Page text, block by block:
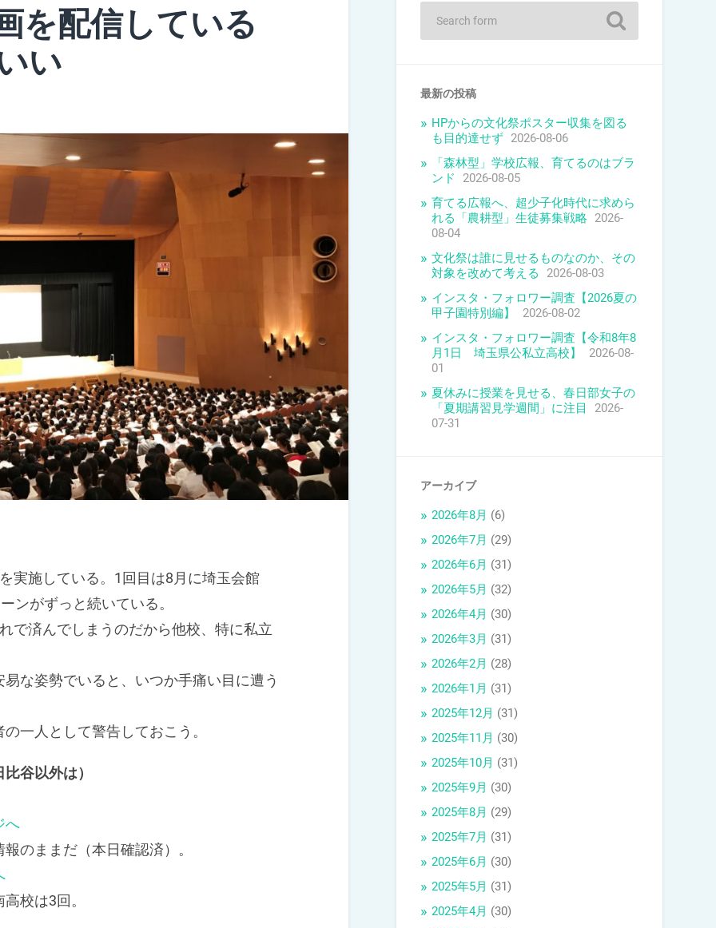
を配信している
い
施している。1回目は8月に埼玉会館
ンがずっと続いている。
済んでしまうのだから他校、特に私立
な姿勢でいると、いつか手痛い目に遭う
一人として警告しておこう。
谷以外は）
へ
のままだ（本日確認済）。
校は3回。
最新の投稿
HPからの文化祭ポスター収集を図る
も目的達せず 2026-08-06
「森林型」学校広報、育てるのはブラ
ンド
2026-08-05
育てる広報へ、超少子化時代に求めら
れる「農耕型」生徒募集戦略 2026-
08-04
文化祭は誰に見せるものなのか、その
対象を改めて考える
2026-08-03
インスタ・フォロワー調査【2026夏の
甲子園特別編】
2026-08-02
インスタ・フォロワー調査【令和8年8
月1日 埼玉県公私立高校】
2026-08-
01
夏休みに授業を見せる、春日部女子の
「夏期講習見学週間」に注目
2026-
07-31
アーカイブ
2026年8月 (6)
2026年7月 (29)
2026年6月 (31)
2026年5月 (32)
2026年4月 (30)
2026年3月 (31)
2026年2月 (28)
2026年1月 (31)
2025年12月 (31)
2025年11月 (30)
2025年10月 (31)
2025年9月 (30)
2025年8月 (29)
2025年7月 (31)
2025年6月 (30)
2025年5月 (31)
2025年4月 (30)